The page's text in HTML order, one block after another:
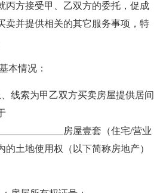
丙方接受甲、乙双方的委托，促成
卖并提供相关的其它服务事项，特
本情况：
线索为甲乙双方买卖房屋提供居间
房屋壹套（住宅/营业
的土地使用权（以下简称房地产）